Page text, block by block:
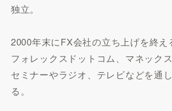
独立。
2000年末にFX会社の立ち上げを終え
フォレックスドットコム、マネック
セミナーやラジオ、テレビなどを通
る。